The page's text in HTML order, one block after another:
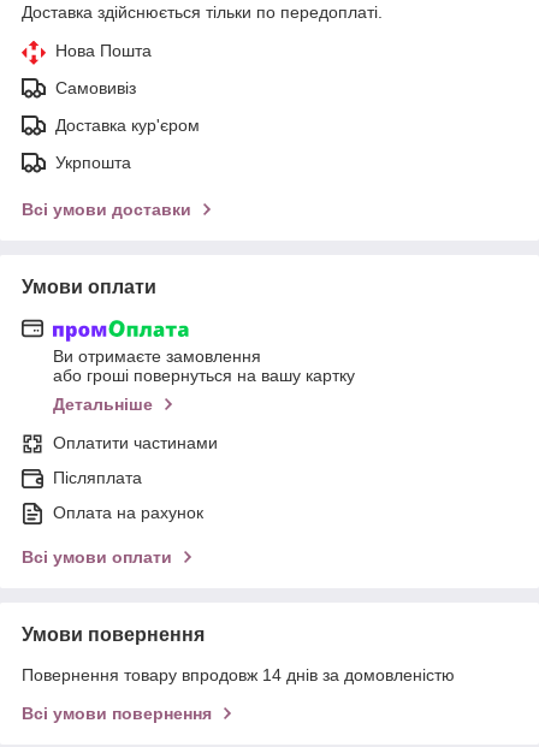
Доставка здійснюється тільки по передоплаті.
Нова Пошта
Самовивіз
Доставка кур'єром
Укрпошта
Всі умови доставки
Умови оплати
Ви отримаєте замовлення
або гроші повернуться на вашу картку
Детальніше
Оплатити частинами
Післяплата
Оплата на рахунок
Всі умови оплати
Умови повернення
Повернення товару впродовж 14 днів за домовленістю
Всі умови повернення